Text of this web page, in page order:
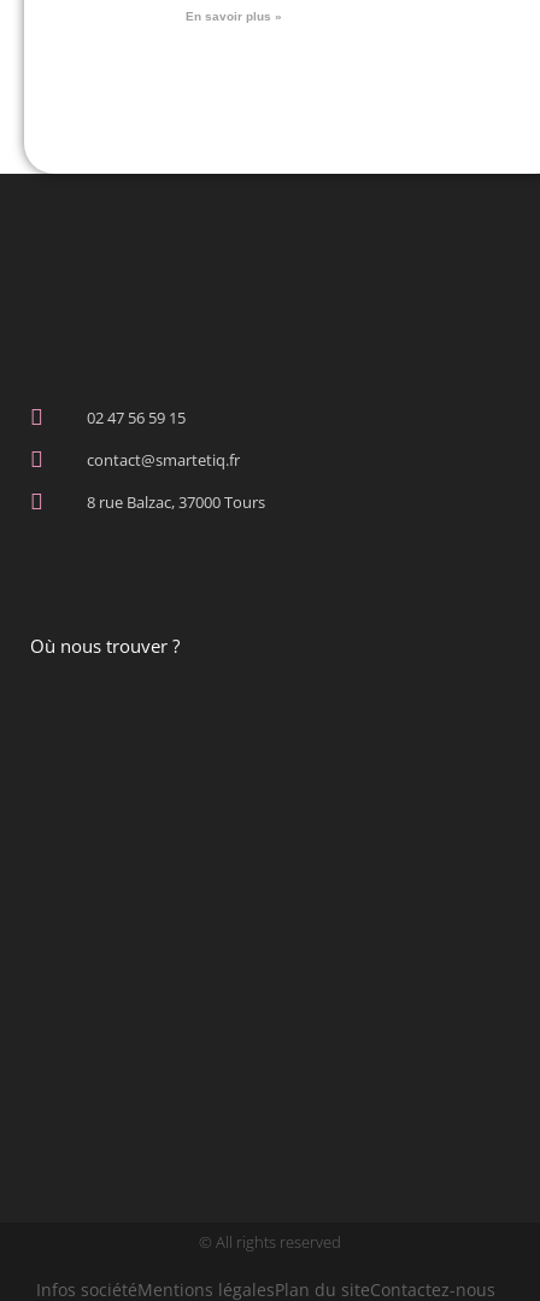
En savoir plus »
02 47 56 59 15
contact@smartetiq.fr
8 rue Balzac, 37000 Tours
Où nous trouver ?
© All rights reserved
Infos sociétéMentions légalesPlan du siteContactez-nous